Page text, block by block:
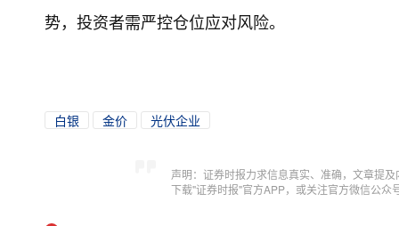
势，投资者需严控仓位应对风险。
白银 金价 光伏企业
声明：证券时报力求信息真实、准确，文章提
下载"证券时报"官方APP，或关注官方微信公